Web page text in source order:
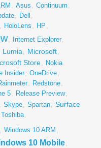
, Asus , Continuum ,
, Dell ,
, HoloLens , HP ,
, Internet Explorer,
Lumia, Microsoft,
Store, Nokia,
Insider, OneDrive,
, Redstone,
5, Release Preview,
Skype, Spartan, Surface
Toshiba,
, Windows 10 ARM ,
10 Mobile,